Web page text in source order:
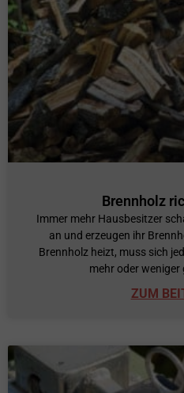
Brennholz
Immer mehr Hausbesitzer
an und erzeugen ihr
Brennholz heizt, muss sich
mehr oder
ZUM